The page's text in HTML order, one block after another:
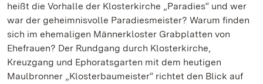
heißt die Vorhalle der Klosterkirche „Paradies“ und wer
war der geheimnisvolle Paradiesmeister? Warum finden
sich im ehemaligen Männerkloster Grabplatten von
Ehefrauen? Der Rundgang durch Klosterkirche,
Kreuzgang und Ephoratsgarten mit dem heutigen
Maulbronner „Klosterbaumeister“ richtet den Blick auf